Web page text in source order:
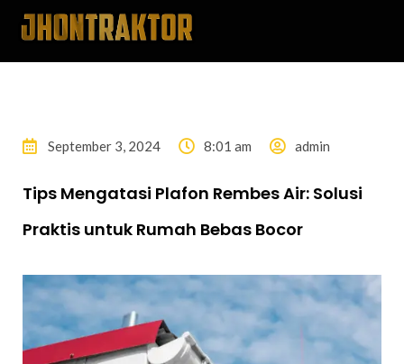
September 3, 2024 8:01 am admin
Tips Mengatasi Plafon Rembes Air: Solusi
Praktis untuk Rumah Bebas Bocor